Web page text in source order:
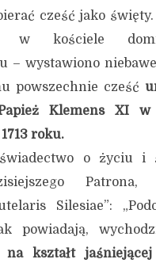
cześć jako
w kościele
– wystawiono
powszechnie cześć
Klemens XI
roku.
o życiu i
Patrona,
Silesiae”:
powiadają,
na kształt